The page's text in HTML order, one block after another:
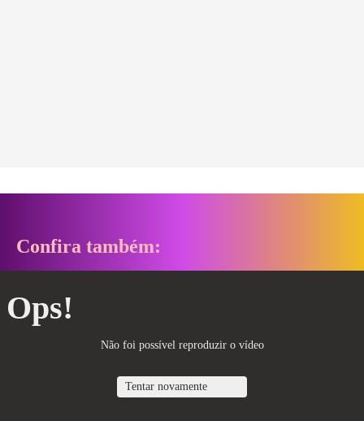
Confira também:
Ops!
Não foi possível reproduzir o vídeo
Tentar novamente